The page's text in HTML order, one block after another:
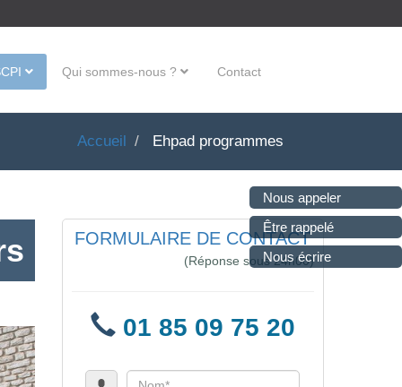
Nous appeler
Être rappelé
Nous écrire
Qui sommes-nous ? Contact
Accueil Ehpad programmes
FORMULAIRE DE CONTACT
(Réponse sous 24h00)
01 85 09 75 20